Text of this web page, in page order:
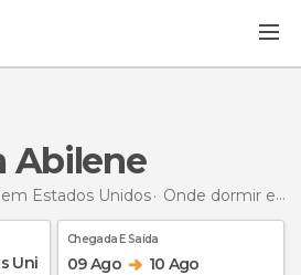
Abilene
Estados Unidos Onde dormir em Texas
Chegada E Saída
09 Ago 10 Ago